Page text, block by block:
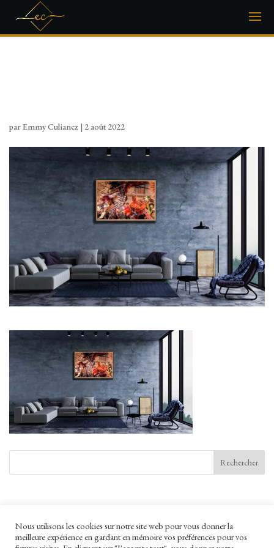
parEmmy Culianez | 2 août 2022
Nous utilisons les cookies sur notre site web pour vous donner la
meilleure expérience en gardant en mémoire vos préférences pour vos